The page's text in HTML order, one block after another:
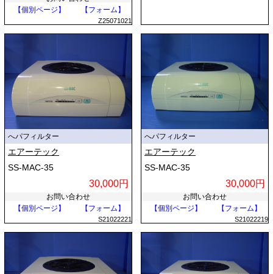
【個別ページ】
【フォーム】
Z25071021
へパフィルター
エアーテック
SS-MAC-35
30,000円
お問い合わせ
【個別ページ】
【フォーム】
S21022221
へパフィルター
エアーテック
SS-MAC-35
30,000円
お問い合わせ
【個別ページ】
【フォーム】
S21022219